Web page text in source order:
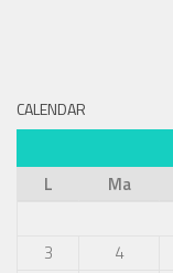
CALENDAR
L
Ma
3
4